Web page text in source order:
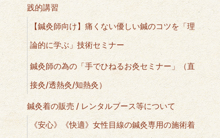
践的講習
【鍼灸師向け】痛くない優しい鍼のコツを「理
論的に学ぶ」技術セミナー
鍼灸師の為の「手でひねるお灸セミナー」（直
接灸/透熱灸/知熱灸）
鍼灸着の販売 / レンタルブース等について
《安心》《快適》女性目線の鍼灸専用の施術着